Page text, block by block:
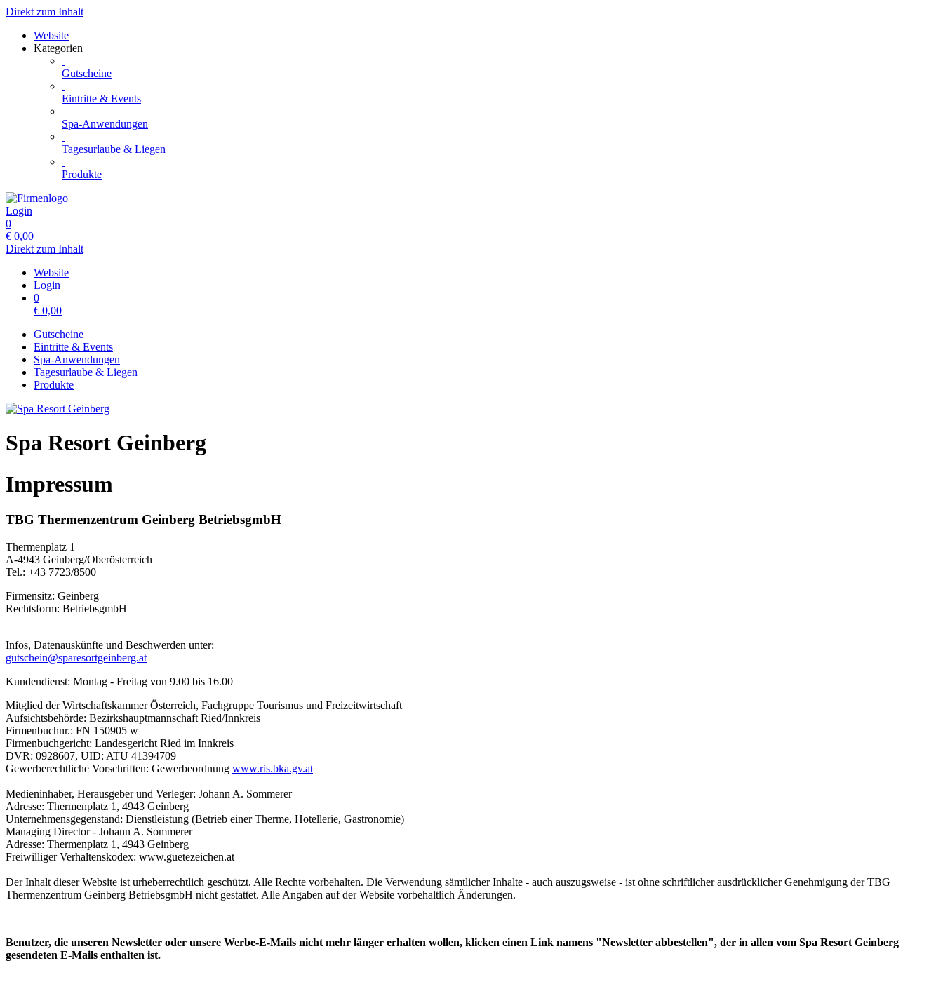
Direkt zum Inhalt
Website
Kategorien
Gutscheine
Eintritte & Events
Spa-Anwendungen
Tagesurlaube & Liegen
Produkte
Login
0
€ 0,00
Direkt zum Inhalt
Website
Login
0
€ 0,00
Gutscheine
Eintritte & Events
Spa-Anwendungen
Tagesurlaube & Liegen
Produkte
Spa Resort Geinberg
Impressum
TBG Thermenzentrum Geinberg BetriebsgmbH
Thermenplatz 1
A-4943 Geinberg/Oberösterreich
Tel.: +43 7723/8500
Firmensitz: Geinberg
Rechtsform: BetriebsgmbH
Infos, Datenauskünfte und Beschwerden unter:
gutschein@sparesortgeinberg.at
Kundendienst: Montag - Freitag von 9.00 bis 16.00
Mitglied der Wirtschaftskammer Österreich, Fachgruppe Tourismus und Freizeitwirtschaft
Aufsichtsbehörde: Bezirkshauptmannschaft Ried/Innkreis
Firmenbuchnr.: FN 150905 w
Firmenbuchgericht: Landesgericht Ried im Innkreis
DVR: 0928607, UID: ATU 41394709
Gewerberechtliche Vorschriften: Gewerbeordnung www.ris.bka.gv.at
Medieninhaber, Herausgeber und Verleger: Johann A. Sommerer
Adresse: Thermenplatz 1, 4943 Geinberg
Unternehmensgegenstand: Dienstleistung (Betrieb einer Therme, Hotellerie, Gastronomie)
Managing Director - Johann A. Sommerer
Adresse: Thermenplatz 1, 4943 Geinberg
Freiwilliger Verhaltenskodex: www.guetezeichen.at
Der Inhalt dieser Website ist urheberrechtlich geschützt. Alle Rechte vorbehalten. Die Verwendung sämtlicher Inhalte - auch auszugsweise - ist ohne schriftlicher ausdrücklicher Genehmigung der TBG
Thermenzentrum Geinberg BetriebsgmbH nicht gestattet. Alle Angaben auf der Website vorbehaltlich Änderungen.
Benutzer, die unseren Newsletter oder unsere Werbe-E-Mails nicht mehr länger erhalten wollen, klicken einen Link namens "Newsletter abbestellen", der in allen vom Spa Resort Geinberg
gesendeten E-Mails enthalten ist.